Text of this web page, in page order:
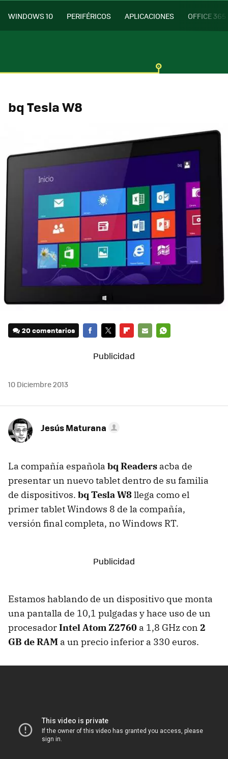
WINDOWS 10 PERIFÉRICOS APLICACIONES OFFICE 365
bq Tesla W8
20 comentarios
10 Diciembre 2013
Jesús Maturana
La compañía española bq Readers acba de
presentar un nuevo tablet dentro de su familia
de dispositivos. bq Tesla W8llega como el
primer tablet Windows 8 de la compañía,
versión final completa, no Windows RT.
Estamos hablando de un dispositivo que monta
una pantalla de 10,1 pulgadas y hace uso de un
procesadorIntel Atom Z2760 a 1,8 GHz con 2
GB de RAM a un precio inferior a 330 euros.